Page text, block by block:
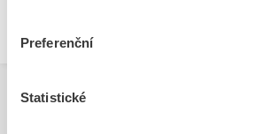
Preferenční
Statistické